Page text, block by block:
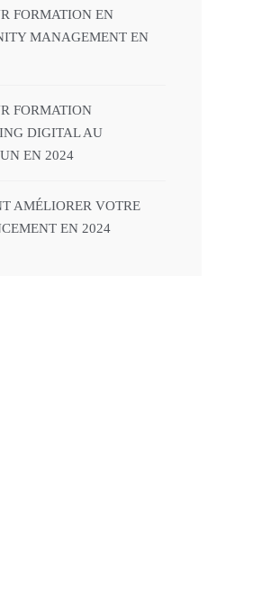
FORMATION EN
MANAGEMENT EN
FORMATION
DIGITAL AU
EN 2024
AMÉLIORER VOTRE
EN 2024